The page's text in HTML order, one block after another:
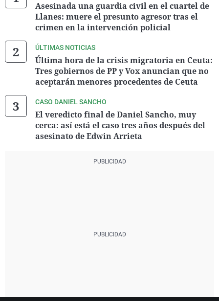
Asesinada una guardia civil en el cuartel de
Llanes: muere el presunto agresor tras el
crimen en la intervención policial
ÚLTIMAS NOTICIAS
Última hora de la crisis migratoria en Ceuta:
Tres gobiernos de PP y Vox anuncian que no
aceptarán menores procedentes de Ceuta
CASO DANIEL SANCHO
El veredicto final de Daniel Sancho, muy
cerca: así está el caso tres años después del
asesinato de Edwin Arrieta